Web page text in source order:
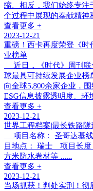
缩。相反，我们始终专注
个过程中展现的奉献精神
查看更多 +
2023-12-21
重磅！西卡再度荣登《时
业榜单
近日，《时代》周刊联
球最具可持续发展企业榜
向全球5,800余家企业，
ESG信息披露透明度、环
查看更多 +
2023-12-21
世界工程档案|最长铁路
项目名称： 圣哥达基线
目地点： 瑞士 项目长
方米防水卷材等 ......
查看更多 +
2023-12-21
当场抓获！判处实刑！彻